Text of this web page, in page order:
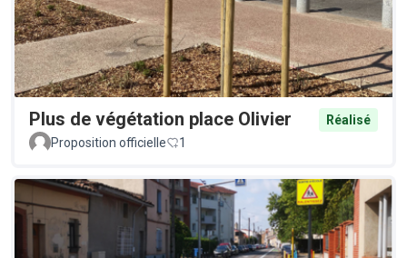
Plus de végétation place Olivier
Réalisé
Proposition officielle
1